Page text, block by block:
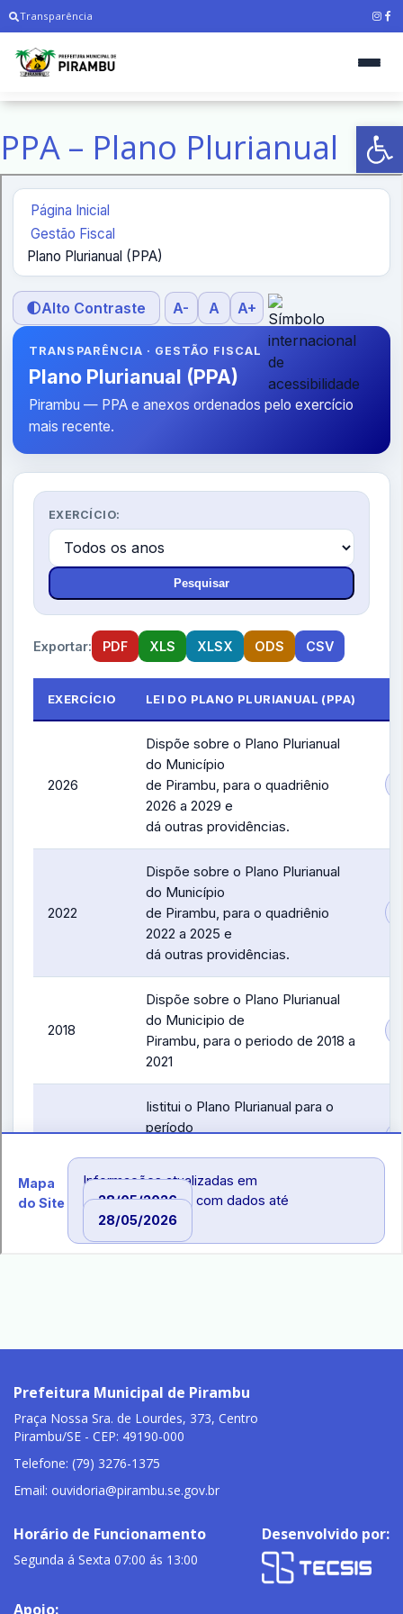
Transparência
PPA – Plano Plurianual
Prefeitura Municipal de Pirambu
Praça Nossa Sra. de Lourdes, 373, Centro
Pirambu/SE - CEP: 49190-000
Telefone: (79) 3276-1375
Email: ouvidoria@pirambu.se.gov.br
Horário de Funcionamento
Segunda á Sexta 07:00 ás 13:00
Desenvolvido por:
Apoio: